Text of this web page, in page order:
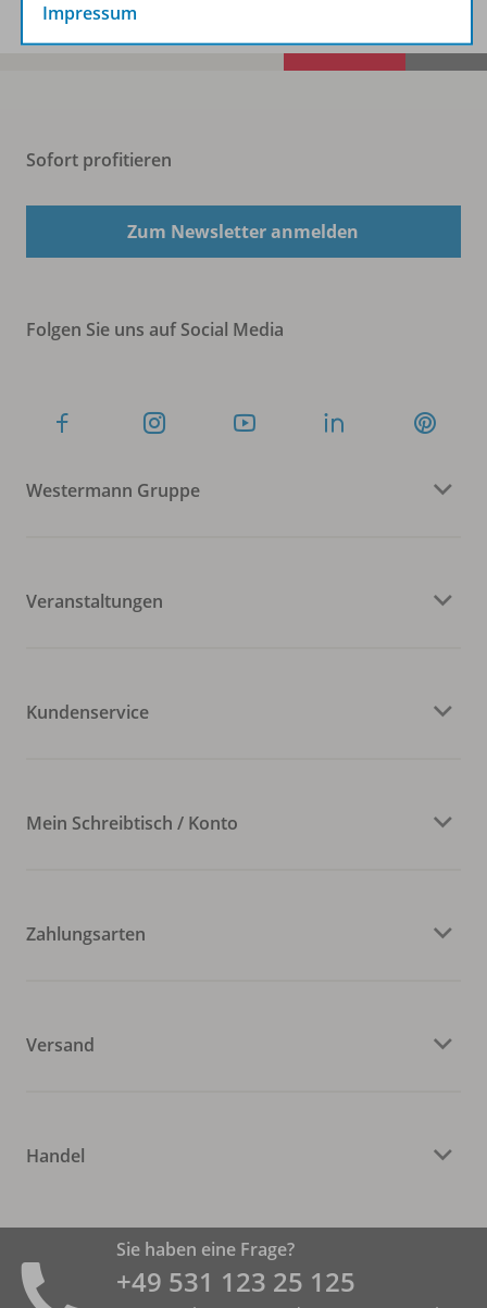
Sofort profitieren
Zum Newsletter anmelden
Folgen Sie uns auf Social Media
Westermann Gruppe
Veranstaltungen
Kundenservice
Mein Schreibtisch / Konto
Zahlungsarten
Versand
Handel
Sie haben eine Frage?
+49 531 ­123 25 125
Impressum